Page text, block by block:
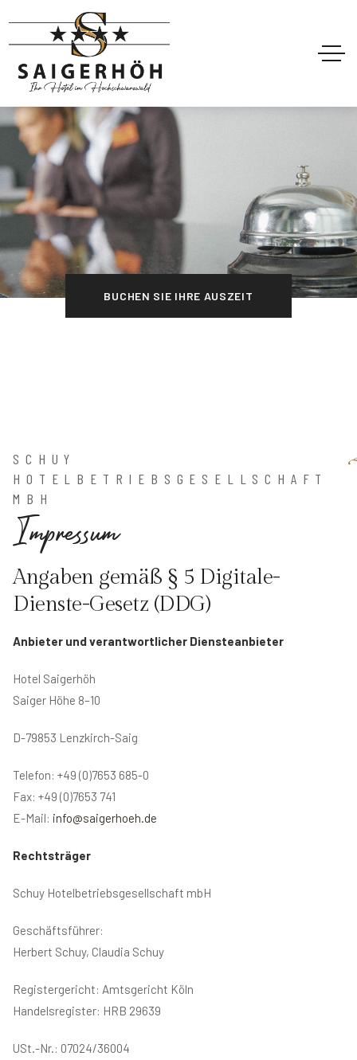
BUCHEN SIE IHRE AUSZEIT
SCHUY
HOTELBETRIEBSGESELLSCHAFT
MBH
Impressum
Angaben gemäß § 5 Digitale-
Dienste-Gesetz (DDG)
Anbieter und verantwortlicher Diensteanbieter
Hotel Saigerhöh
Saiger Höhe 8–10
D-79853 Lenzkirch-Saig
Telefon: +49 (0)7653 685-0
Fax: +49 (0)7653 741
E-Mail: info@saigerhoeh.de
Rechtsträger
Schuy Hotelbetriebsgesellschaft mbH
Geschäftsführer:
Herbert Schuy, Claudia Schuy
Registergericht: Amtsgericht Köln
Handelsregister: HRB 29639
USt.-Nr.: 07024/36004